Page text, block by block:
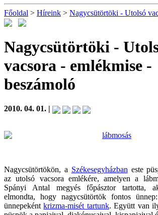
Főoldal > Híreink > Nagycsütörtöki - Utolsó
Nagycsütörtöki -
vacsora - emlékmise -
beszámoló
2010. 04. 01. |
Nagycsütörtökön, a Székesegyházban este
az utolsó vacsora emlékére, amelyen a
Spányi Antal megyés főpásztor tartotta,
elmondta, hogy nagycsütörtök fontos
ünnepekéntkrizma-misét tartunk. Együtt van